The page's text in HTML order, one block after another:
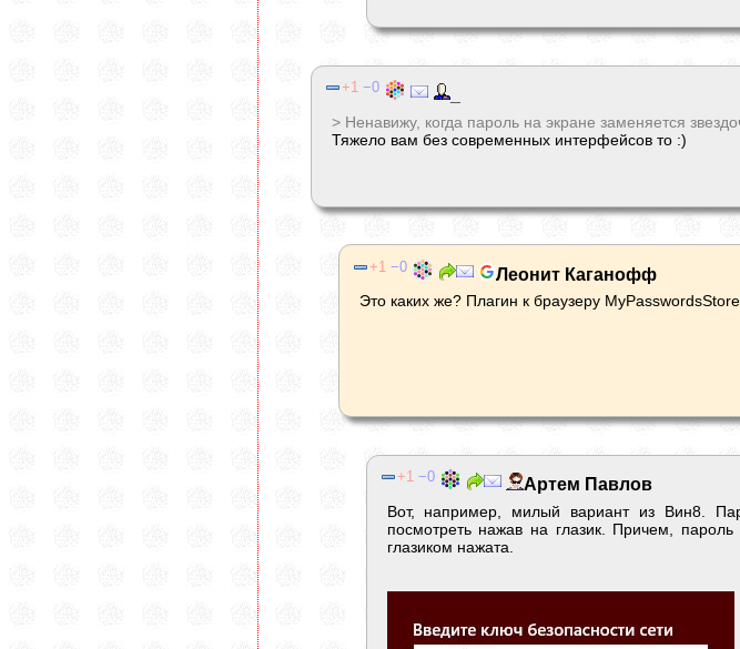
1 0 _
> Ненавижу, когда пароль на экране заменяется
Тяжело вам без современных интерфейсов то :)
1 0 Леонит Каганофф
Это каких же? Плагин к браузеру
1 0 Артем Павлов
Вот, например, милый вариант из Вин8.
посмотреть нажав на глазик. Причем, пароль
глазиком нажата.